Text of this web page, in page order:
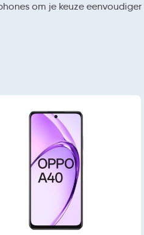
om je keuze eenvoudiger